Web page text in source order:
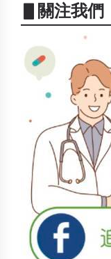
▋關注我們